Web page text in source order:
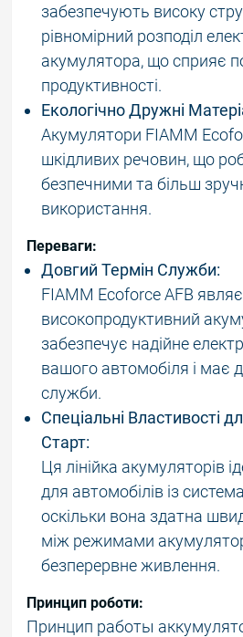
забезпечують високу
рівномірний розподіл
акумулятора, що сприяє
продуктивності.
Екологічно Дружні
Акумулятори FIAMM
шкідливих речовин, що
безпечними та більш
використання.
Переваги:
Довгий Термін Служби:
FIAMM Ecoforce AFB
високопродуктивний
забезпечує надійне
вашого автомобіля і має
служби.
Спеціальні Властивості
Старт:
Ця лінійка акумуляторів
для автомобілів із
оскільки вона здатна
між режимами
безперервне живлення.
Принцип роботи:
Принцип работы